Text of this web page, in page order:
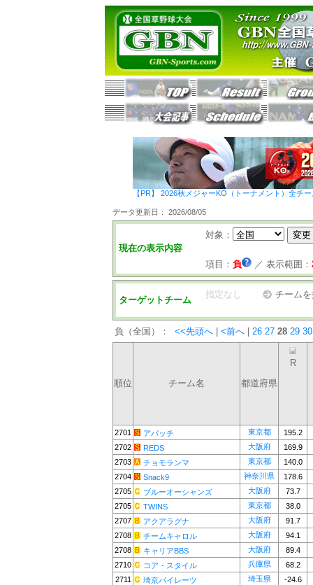
【PR】 2026秋メジャーKO（トーナメント）全チ
データ更新日： 2026/08/05
現在の表示内容
対象：
項目： 負 ／ 表示範囲：
ターゲットチーム
指定なし チーム
負（全国）： <<先頭へ <前へ 26 27 28 29 30
順位 チーム名 都道府県
R
2701 アパッチ 東京都
195.2
2702
REDS 大阪府
169.9
2703
チョモランマ 東京都
140.0
2704
Snack9 神奈川県
178.6
2705
ブルーオーシャンズ 大阪府
73.7
2705
TWINS 東京都
38.0
2707
アクアラグナ 大阪府
91.7
2708
チームキャロル 大阪府
94.1
2708
キャリアBBS 大阪府
89.4
2710
コア・スタイル 兵庫県
68.2
2711
埼京パイレーツ 埼玉県
-24.6